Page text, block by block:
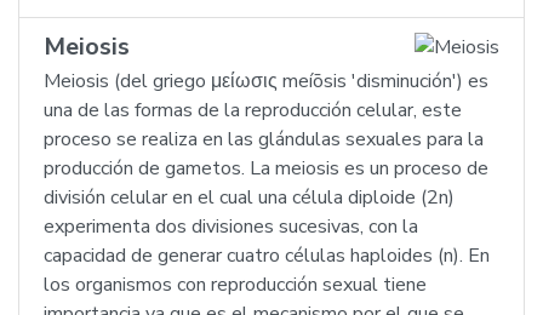
Meiosis
Meiosis (del griego μείωσις meíōsis 'disminución') es
una de las formas de la reproducción celular, este
proceso se realiza en las glándulas sexuales para la
producción de gametos. La meiosis es un proceso de
división celular en el cual una célula diploide (2n)
experimenta dos divisiones sucesivas, con la
capacidad de generar cuatro células haploides (n). En
los organismos con reproducción sexual tiene